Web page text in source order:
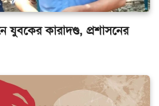
যুবকের কারাদণ্ড, প্রশাসনের